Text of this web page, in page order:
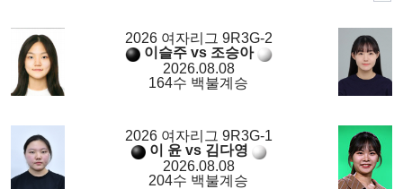
2026 여자리그 9R3G-2
이슬주 vs 조승아
2026.08.08
164수 백불계승
2026 여자리그 9R3G-1
이 윤 vs 김다영
2026.08.08
204수 백불계승